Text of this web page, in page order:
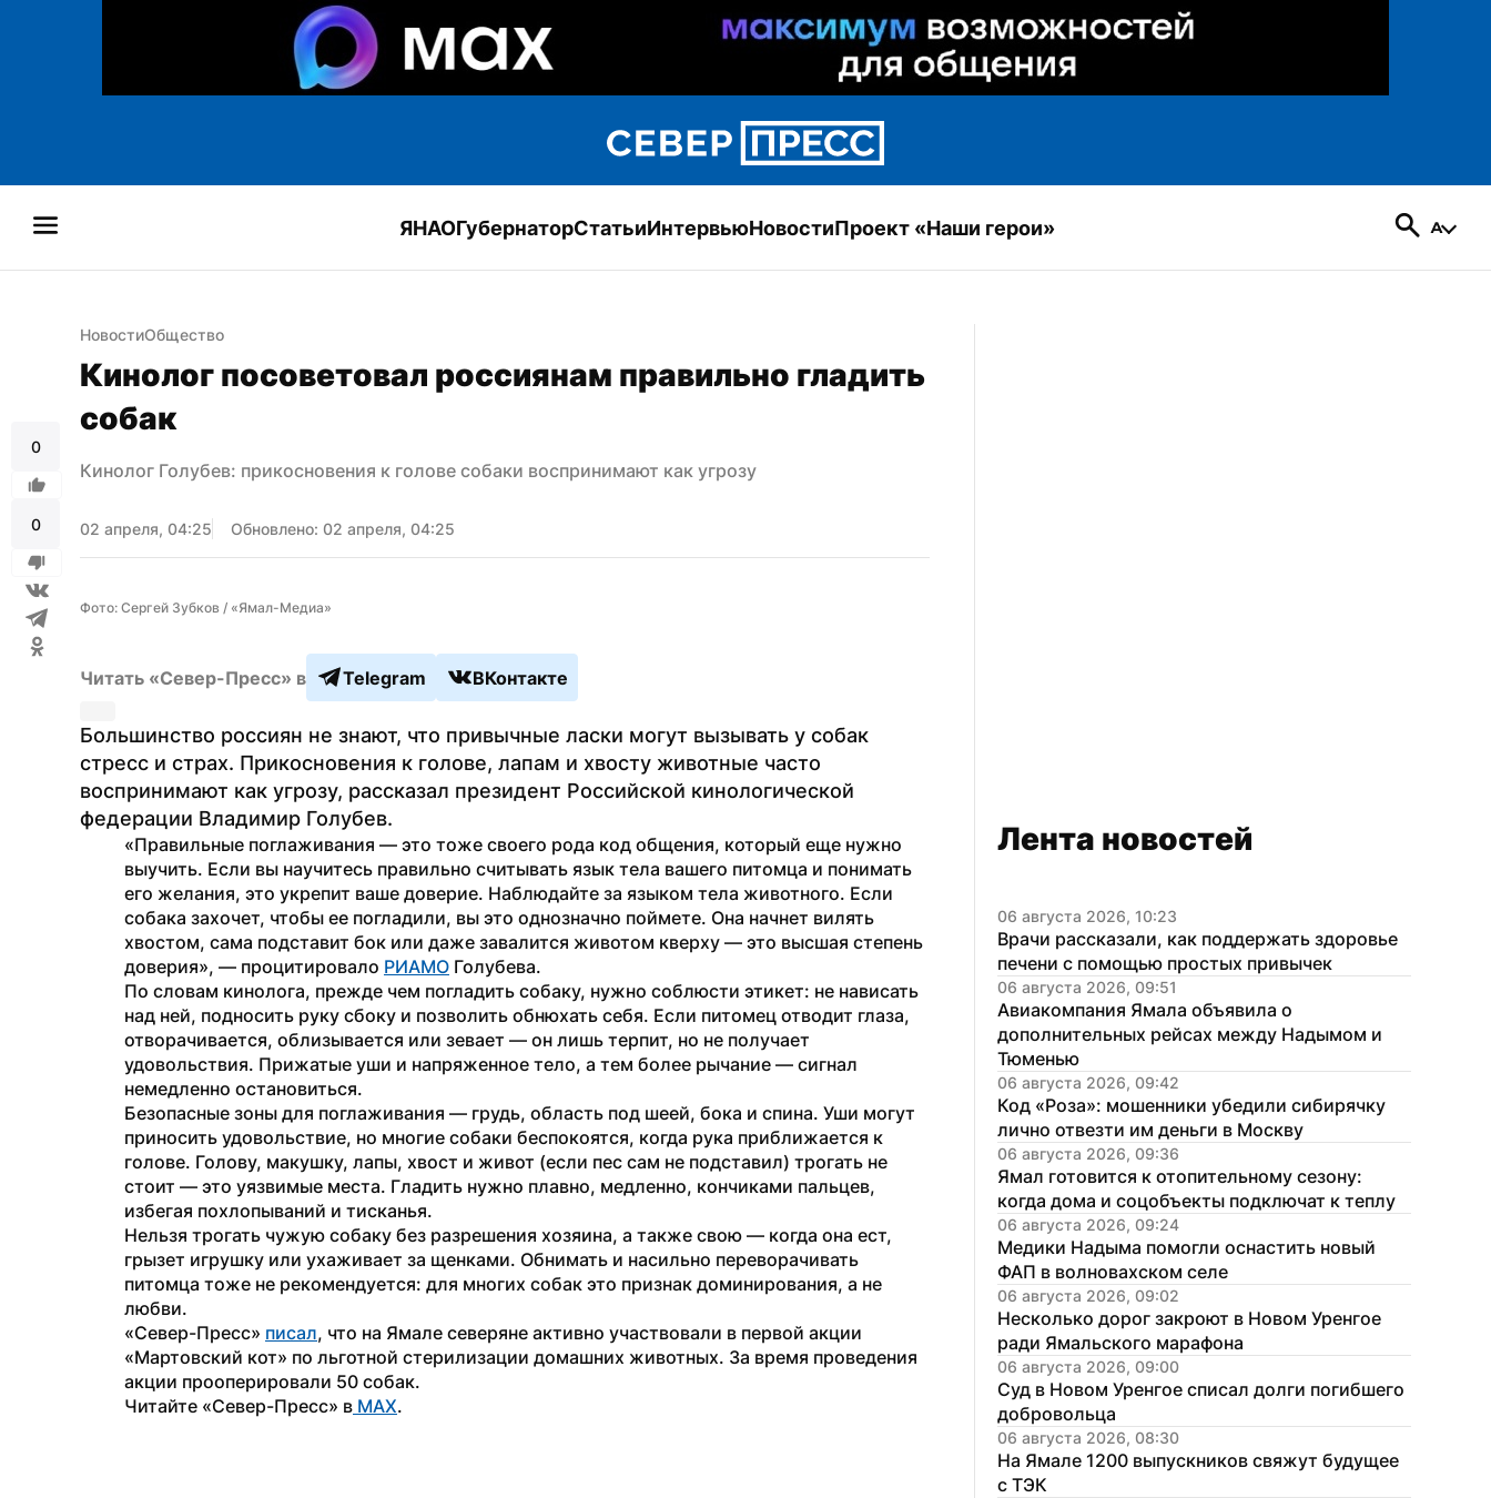
ЯНАОГубернаторСтатьиИнтервьюНовостиПроект «Наши герои»
0
0
НовостиОбщество
Кинолог посоветовал россиянам правильно гладить
собак
Кинолог Голубев: прикосновения к голове собаки воспринимают как угрозу
02 апреля, 04:25 Обновлено: 02 апреля, 04:25
Фото: Сергей Зубков / «Ямал-Медиа»
Читать «Север-Пресс» в Telegram ВКонтакте
Большинство россиян не знают, что привычные ласки могут вызывать у собак
стресс и страх. Прикосновения к голове, лапам и хвосту животные часто
воспринимают как угрозу, рассказал президент Российской кинологической
федерации Владимир Голубев.
«Правильные поглаживания — это тоже своего рода код общения, который еще нужно
выучить. Если вы научитесь правильно считывать язык тела вашего питомца и понимать
его желания, это укрепит ваше доверие. Наблюдайте за языком тела животного. Если
собака захочет, чтобы ее погладили, вы это однозначно поймете. Она начнет вилять
хвостом, сама подставит бок или даже завалится животом кверху — это высшая степень
доверия», — процитировало РИАМО Голубева.
По словам кинолога, прежде чем погладить собаку, нужно соблюсти этикет: не нависать
над ней, подносить руку сбоку и позволить обнюхать себя. Если питомец отводит глаза,
отворачивается, облизывается или зевает — он лишь терпит, но не получает
удовольствия. Прижатые уши и напряженное тело, а тем более рычание — сигнал
немедленно остановиться.
Безопасные зоны для поглаживания — грудь, область под шеей, бока и спина. Уши могут
приносить удовольствие, но многие собаки беспокоятся, когда рука приближается к
голове. Голову, макушку, лапы, хвост и живот (если пес сам не подставил) трогать не
стоит — это уязвимые места. Гладить нужно плавно, медленно, кончиками пальцев,
избегая похлопываний и тисканья.
Нельзя трогать чужую собаку без разрешения хозяина, а также свою — когда она ест,
грызет игрушку или ухаживает за щенками. Обнимать и насильно переворачивать
питомца тоже не рекомендуется: для многих собак это признак доминирования, а не
любви.
«Север-Пресс» писал, что на Ямале северяне активно участвовали в первой акции
«Мартовский кот» по льготной стерилизации домашних животных. За время проведения
акции прооперировали 50 собак.
Читайте «Север-Пресс» в MAX.
Лента новостей
06 августа 2026, 10:23
Врачи рассказали, как поддержать здоровье
печени с помощью простых привычек
06 августа 2026, 09:51
Авиакомпания Ямала объявила о
дополнительных рейсах между Надымом и
Тюменью
06 августа 2026, 09:42
Код «Роза»: мошенники убедили сибирячку
лично отвезти им деньги в Москву
06 августа 2026, 09:36
Ямал готовится к отопительному сезону:
когда дома и соцобъекты подключат к теплу
06 августа 2026, 09:24
Медики Надыма помогли оснастить новый
ФАП в волновахском селе
06 августа 2026, 09:02
Несколько дорог закроют в Новом Уренгое
ради Ямальского марафона
06 августа 2026, 09:00
Суд в Новом Уренгое списал долги погибшего
добровольца
06 августа 2026, 08:30
На Ямале 1200 выпускников свяжут будущее
с ТЭК